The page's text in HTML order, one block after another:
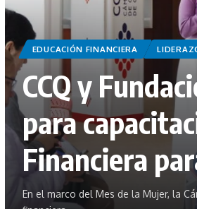
EDUCACIÓN FINANCIERA
CCQ y
para
Financiera
En el marco del Mes de la Mujer, la